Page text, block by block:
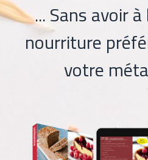
... Sans avoir
nourriture
votre